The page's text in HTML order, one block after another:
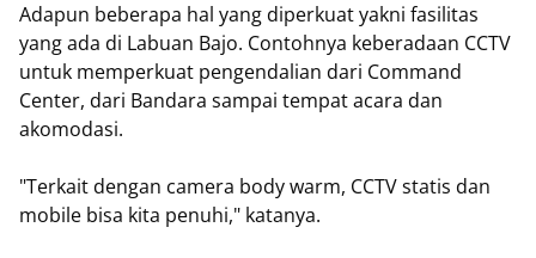
Adapun beberapa hal yang diperkuat yakni fasilitas
yang ada di Labuan Bajo. Contohnya keberadaan CCTV
untuk memperkuat pengendalian dari Command
Center, dari Bandara sampai tempat acara dan
akomodasi.
"Terkait dengan camera body warm, CCTV statis dan
mobile bisa kita penuhi," katanya.